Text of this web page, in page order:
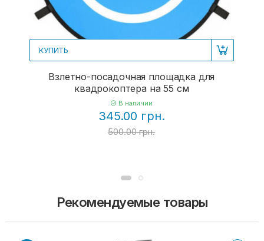
КУПИТЬ
Взлетно-посадочная площадка для
квадрокоптера на 55 см
В наличии
345.00 грн.
500.00 грн.
Рекомендуемые товары